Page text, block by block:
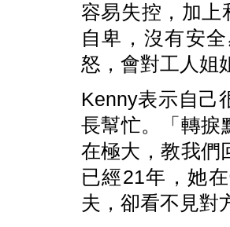
容易失控，加上
自卑，沒有安
怒，會對工人姐
Kenny表示自己
長幫忙。「轉捩
在極大，教我們
已經21年，她
夫，卻看不見對